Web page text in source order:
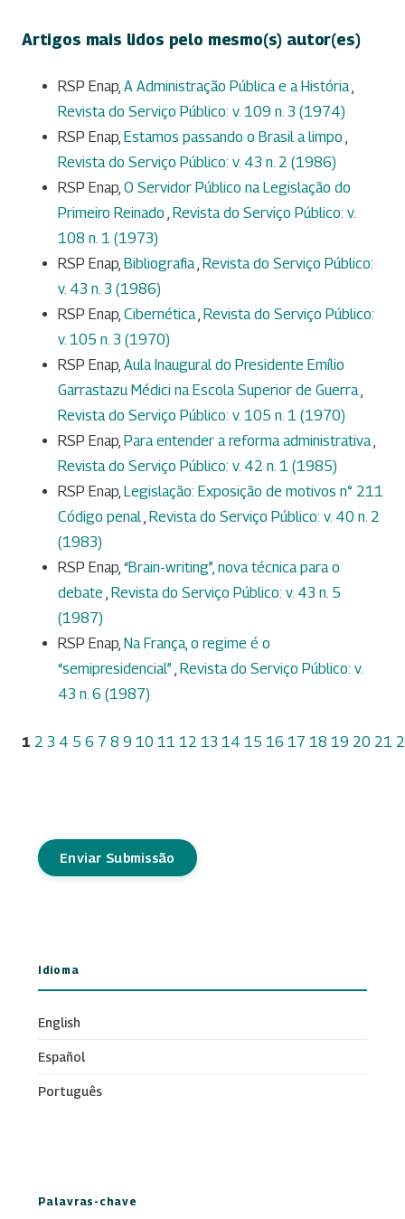
Artigos mais lidos pelo mesmo(s) autor(es)
RSP Enap, A Administração Pública e a História
Revista do Serviço Público: v. 109 n. 3 (1974)
RSP Enap, Estamos passando o Brasil a limpo
Revista do Serviço Público: v. 43 n. 2 (1986)
RSP Enap, O Servidor Público na Legislação do
Primeiro Reinado Revista do Serviço Público: v.
108 n. 1 (1973)
RSP Enap, Bibliografia Revista do Serviço Público:
v. 43 n. 3 (1986)
RSP Enap, Cibernética Revista do Serviço Público:
v. 105 n. 3 (1970)
RSP Enap, Aula Inaugural do Presidente Emílio
Garrastazu Médici na Escola Superior de Guerra
Revista do Serviço Público: v. 105 n. 1 (1970)
RSP Enap, Para entender a reforma administrativa
Revista do Serviço Público: v. 42 n. 1 (1985)
RSP Enap, Legislação: Exposição de motivos n° 211
Código penal Revista do Serviço Público: v. 40 n. 2
(1983)
RSP Enap, “Brain-writing”, nova técnica para o
debate Revista do Serviço Público: v. 43 n. 5
(1987)
RSP Enap, Na França, o regime é o
“semipresidencial” Revista do Serviço Público: v.
43 n. 6 (1987)
1 2 3 4 5 6 7 8 9 10 11 12 13 14 15 16 17 18 19 20 21
Enviar Submissão
Idioma
English
Español
Português
Palavras-chave